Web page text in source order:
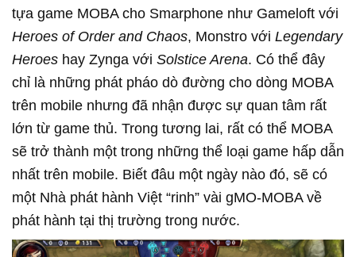
tựa game MOBA cho Smarphone như Gameloft với
Heroes of Order and Chaos, Monstro với Legendary
Heroes hay Zynga với Solstice Arena. Có thể đây
chỉ là những phát pháo dò đường cho dòng MOBA
trên mobile nhưng đã nhận được sự quan tâm rất
lớn từ game thủ. Trong tương lai, rất có thể MOBA
sẽ trở thành một trong những thể loại game hấp dẫn
nhất trên mobile. Biết đâu một ngày nào đó, sẽ có
một Nhà phát hành Việt “rinh” vài gMO-MOBA về
phát hành tại thị trường trong nước.